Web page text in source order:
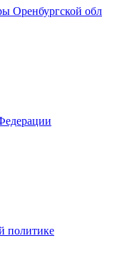
Оренбургской обл
политике